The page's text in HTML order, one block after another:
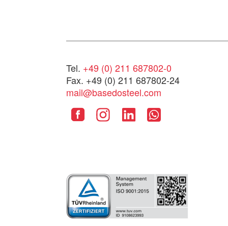
Tel. +49 (0) 211 687802-0
Fax. +49 (0) 211 687802-24
mail@basedosteel.com